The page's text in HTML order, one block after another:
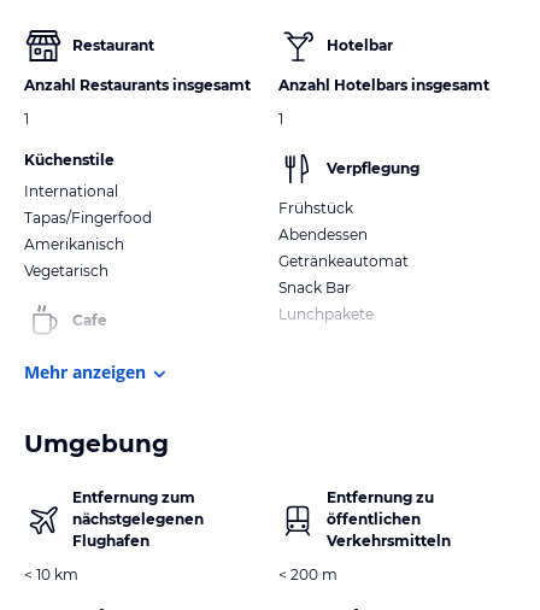
Restaurant
Anzahl Restaurants insgesamt
1
Küchenstile
International
Tapas/Fingerfood
Amerikanisch
Vegetarisch
Cafe
Hotelbar
Anzahl Hotelbars insgesamt
1
Verpflegung
Frühstück
Abendessen
Getränkeautomat
Snack Bar
Lunchpakete
Mehr anzeigen
Umgebung
Entfernung zum
nächstgelegenen
Flughafen
< 10 km
Entfernung zu
öffentlichen
Verkehrsmitteln
< 200 m